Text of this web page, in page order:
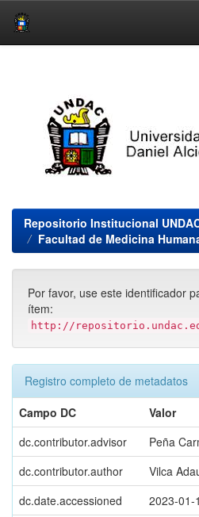
Repositorio Institucional
Facultad de Medicina
Por favor, use este identificador
ítem:
http://
Registro completo de metadatos
Campo DC
Valor
dc.contributor.advisor
Peña
dc.contributor.author
Vilca
dc.date.accessioned
2023-01-